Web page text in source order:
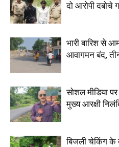
दो आरोपी दबोचे
भारी बारिश से
आवागमन बंद,
सोशल मीडिया
मुख्य आरक्षी
बिजली चेकिंग के